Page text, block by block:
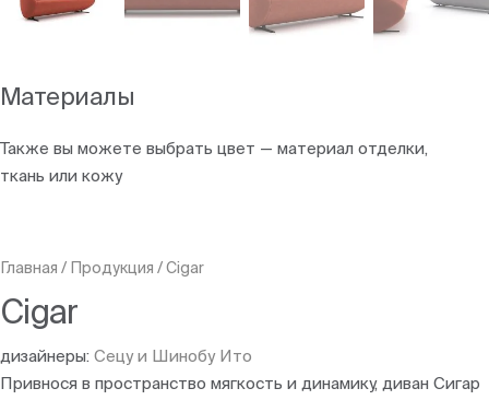
Материалы
Также вы можете выбрать цвет — материал отделки,
ткань или кожу
Главная / Продукция /Cigar
Cigar
дизайнеры: Сецу и Шинобу Ито
Привнося в пространство мягкость и динамику, диван Сигар